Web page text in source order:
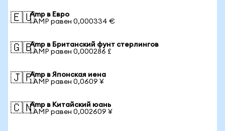
🇪🇺Amp в Евро
1 AMP равен 0,000334 €
🇬🇧Amp в Британский фунт стерлингов
1 AMP равен 0,000286 £
🇯🇵Amp в Японская иена
1 AMP равен 0,0609 ¥
🇨🇳Amp в Китайский юань
1 AMP равен 0,002609 ¥